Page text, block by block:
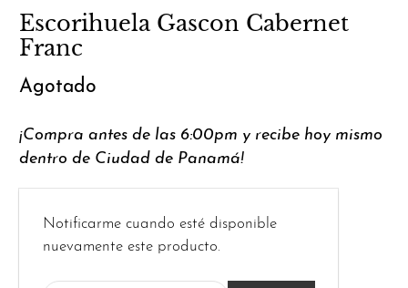
Escorihuela Gascon Cabernet
Franc
Agotado
¡Compra antes de las 6:00pm y recibe hoy mismo
dentro de Ciudad de Panamá!
Introduce
tu
Notificarme cuando esté disponible
nuevamente este producto.